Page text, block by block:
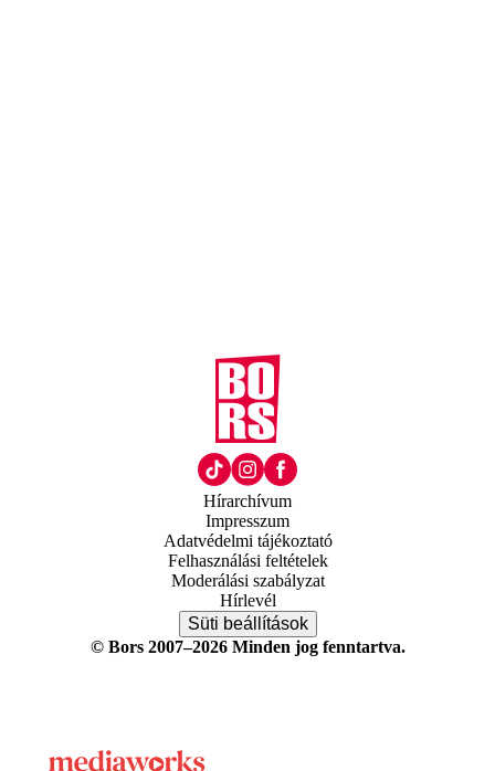
Hírarchívum
Impresszum
Adatvédelmi tájékoztató
Felhasználási feltételek
Moderálási szabályzat
Hírlevél
Süti beállítások
© Bors 2007–2026 Minden jog fenntartva.